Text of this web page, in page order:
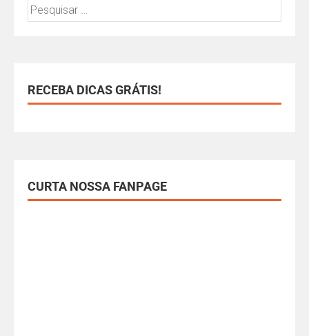
RECEBA DICAS GRÁTIS!
CURTA NOSSA FANPAGE